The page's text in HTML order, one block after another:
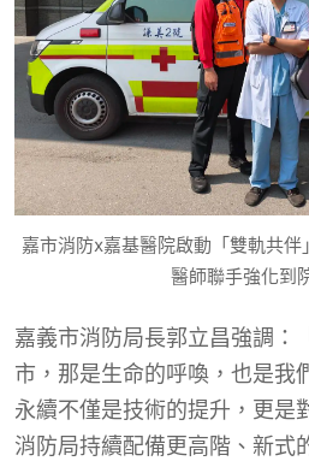
嘉市消防x嘉基醫院啟動「雙軌共
醫師聯手強化到
嘉義市消防局長郭立昌強調：
市，那是生命的呼喚，也是我
永續不僅是技術的提升，更是
消防局持續配備更高階、新式